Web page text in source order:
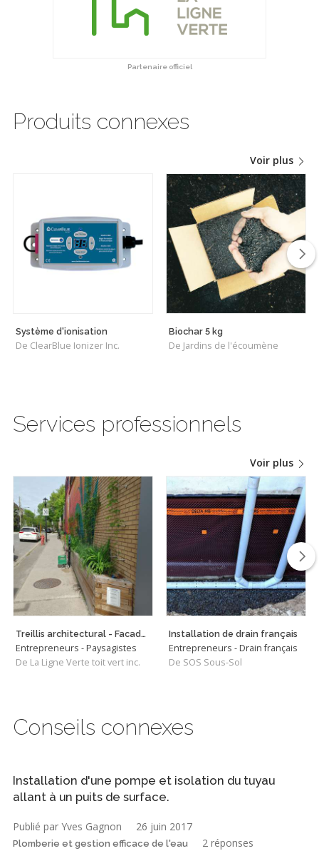
Partenaire officiel
Produits connexes
Voir plus
Système d'ionisation
De ClearBlue Ionizer Inc.
Biochar 5 kg
De Jardins de l'écoumène
Services professionnels
Voir plus
Treillis architectural - Facade végétalisée
Entrepreneurs - Paysagistes
De La Ligne Verte toit vert inc.
Installation de drain français
Entrepreneurs - Drain français
De SOS Sous-Sol
Conseils connexes
Installation d'une pompe et isolation du tuyau
allant à un puits de surface.
Publié par Yves Gagnon 26 juin 2017
Plomberie et gestion efficace de l'eau 2 réponses